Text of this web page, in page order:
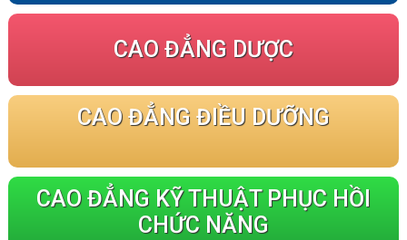
CAO ĐẲNG DƯỢC
CAO ĐẲNG ĐIỀU DƯỠNG
CAO ĐẲNG KỸ THUẬT PHỤC HỒI
CHỨC NĂNG